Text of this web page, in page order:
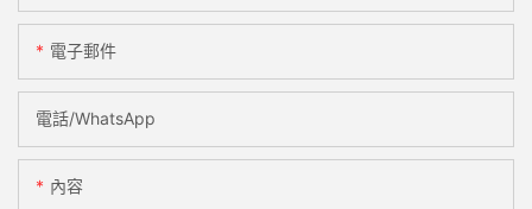
電子郵件
電話/WhatsApp
內容